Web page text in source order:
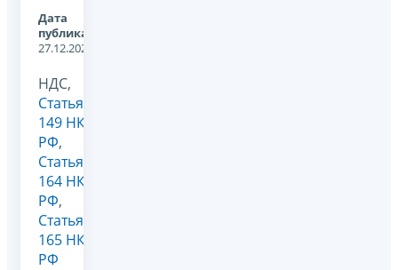
Дата
публикации:
27.12.2022
НДС,
Статья
149 НК
РФ,
Статья
164 НК
РФ,
Статья
165 НК
РФ